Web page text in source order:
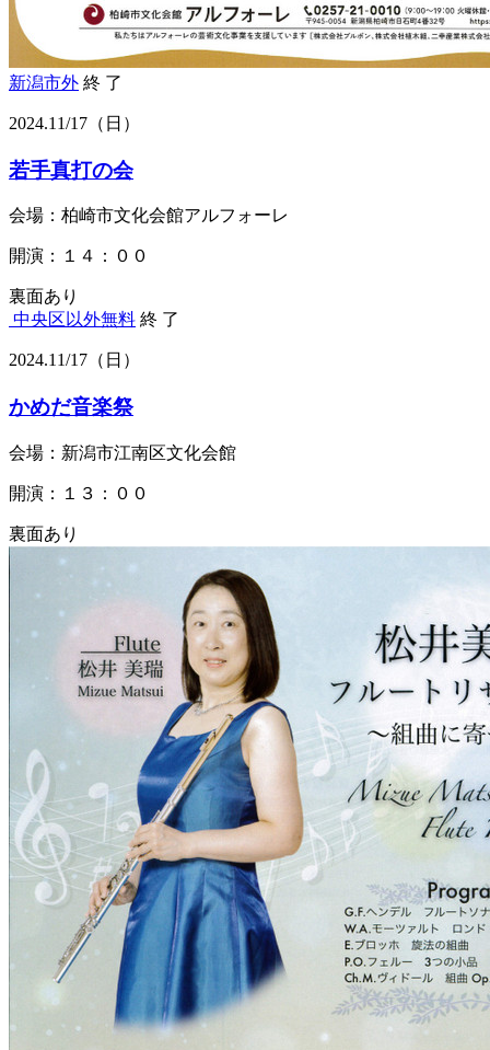
新潟市外 終 了
2024.11/17 （日）
若手真打の会
会場：柏崎市文化会館アルフォーレ
開演：１４：００
裏面あり
中央区以外無料 終 了
2024.11/17 （日）
かめだ音楽祭
会場：新潟市江南区文化会館
開演：１３：００
裏面あり